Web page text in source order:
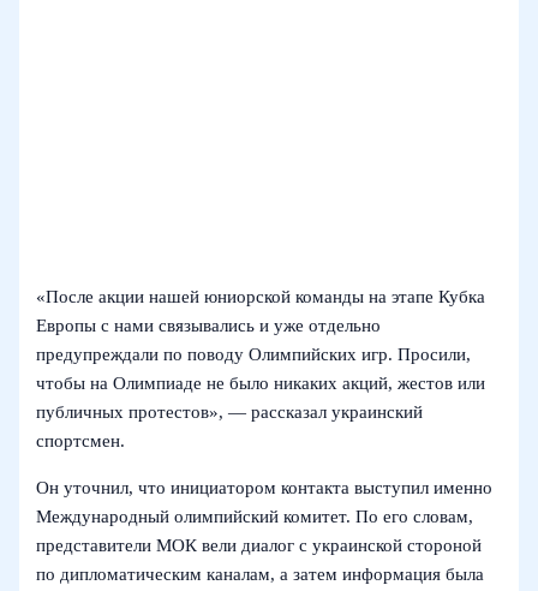
«После акции нашей юниорской команды на этапе Кубка
Европы с нами связывались и уже отдельно
предупреждали по поводу Олимпийских игр. Просили,
чтобы на Олимпиаде не было никаких акций, жестов или
публичных протестов», — рассказал украинский
спортсмен.
Он уточнил, что инициатором контакта выступил именно
Международный олимпийский комитет. По его словам,
представители МОК вели диалог с украинской стороной
по дипломатическим каналам, а затем информация была